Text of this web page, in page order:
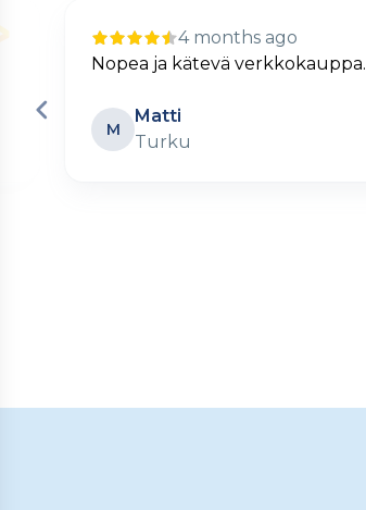
4 months ago
Nopea ja kätevä verkkokauppa.
M
Matti
Turku